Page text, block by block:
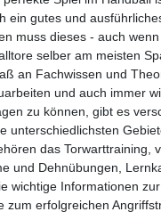
ein gutes und
muss dieses - auch
selber am meisten
an Fachwissen und
und auch immer
zu können, gibt es
unterschiedlichsten
das Torwarttraining,
und Dehnübungen,
wichtige Informationen
zum erfolgreichen